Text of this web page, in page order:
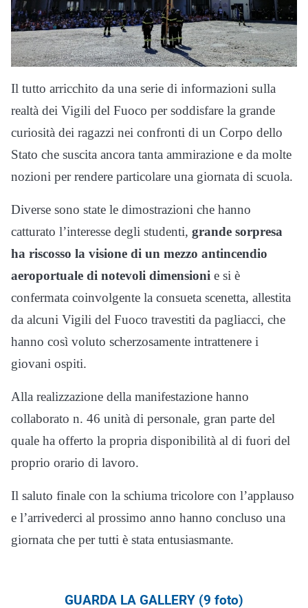
Il tutto arricchito da una serie di informazioni sulla
realtà dei Vigili del Fuoco per soddisfare la grande
curiosità dei ragazzi nei confronti di un Corpo dello
Stato che suscita ancora tanta ammirazione e da molte
nozioni per rendere particolare una giornata di scuola.
Diverse sono state le dimostrazioni che hanno
catturato l’interesse degli studenti, grande sorpresa
ha riscosso la visione di un mezzo antincendio
aeroportuale di notevoli dimensioni e si è
confermata coinvolgente la consueta scenetta, allestita
da alcuni Vigili del Fuoco travestiti da pagliacci, che
hanno così voluto scherzosamente intrattenere i
giovani ospiti.
Alla realizzazione della manifestazione hanno
collaborato n. 46 unità di personale, gran parte del
quale ha offerto la propria disponibilità al di fuori del
proprio orario di lavoro.
Il saluto finale con la schiuma tricolore con l’applauso
e l’arrivederci al prossimo anno hanno concluso una
giornata che per tutti è stata entusiasmante.
GUARDA LA GALLERY (9 foto)